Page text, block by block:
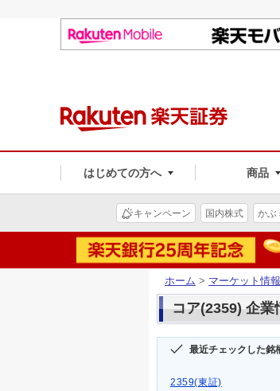
はじめての方へ 商品
キャンペーン 国内株式 かぶ
ホーム > マーケット情報
コア(2359) 企業
最近チェックした銘
2359(東証)